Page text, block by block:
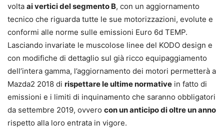
volta ai vertici del segmento B, con un aggiornamento
tecnico che riguarda tutte le sue motorizzazioni, evolute e
conformi alle norme sulle emissioni Euro 6d TEMP.
Lasciando invariate le muscolose linee del KODO design e
con modifiche di dettaglio sul già ricco equipaggiamento
dell’intera gamma, l’aggiornamento dei motori permetterà a
Mazda2 2018 di rispettare le ultime normative in fatto di
emissioni e i limiti di inquinamento che saranno obbligatori
da settembre 2019, ovvero con un anticipo di oltre un anno
rispetto alla loro entrata in vigore.